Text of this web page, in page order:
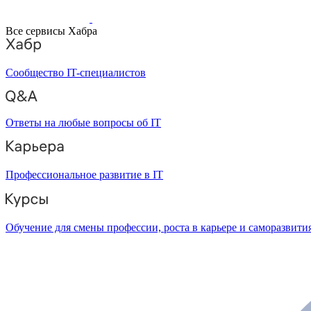
Все сервисы Хабра
Сообщество IT-специалистов
Ответы на любые вопросы об IT
Профессиональное развитие в IT
Обучение для смены профессии, роста в карьере и